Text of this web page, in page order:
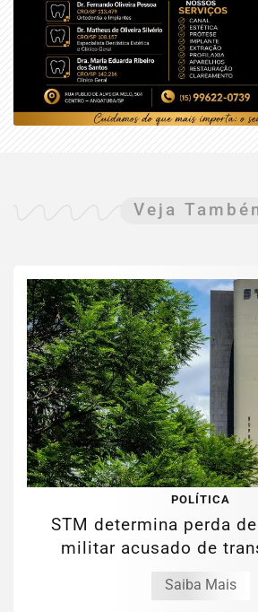
Veja
POLÍTICA
STM determina perda
militar acusado de
Saiba Mais